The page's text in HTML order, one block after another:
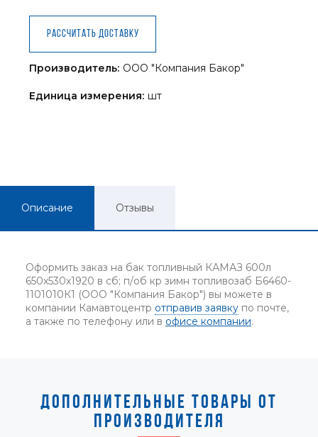
Рассчитать доставку
Производитель: ООО "Компания Бакор"
Единица измерения: шт
Описание Отзывы
Оформить заказ на бак топливный КАМАЗ 600л
650х530х1920 в сб; п/об кр зимн топливозаб Б6460-
1101010К1 (ООО "Компания Бакор") вы можете в
компании Камавтоцентр отправив заявку по почте,
а также по телефону или в офисе компании.
ДОПОЛНИТЕЛЬНЫЕ ТОВАРЫ ОТ
ПРОИЗВОДИТЕЛЯ